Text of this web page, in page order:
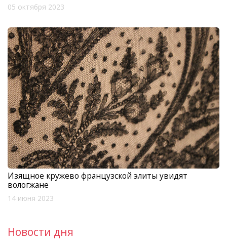
05 октября 2023
Изящное кружево французской элиты увидят
вологжане
14 июня 2023
Новости дня